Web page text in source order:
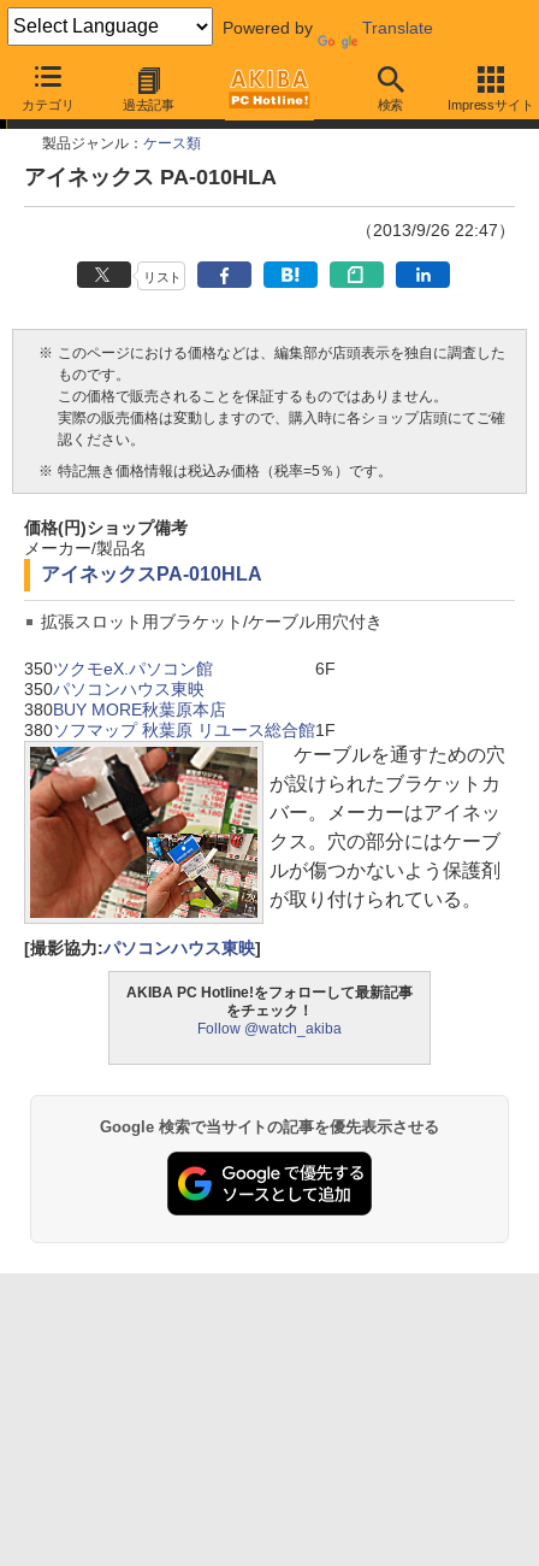
Powered by Translate
カテゴリ 過去記事 検索 Impressサイト
今週見つけた新製品
製品ジャンル： ケース類
アイネックス PA-010HLA
（2013/9/26 22:47）
リスト
※ このページにおける価格などは、編集部が店頭表示を独自に調査した
ものです。
この価格で販売されることを保証するものではありません。
実際の販売価格は変動しますので、購入時に各ショップ店頭にてご確
認ください。
※ 特記無き価格情報は税込み価格（税率=5％）です。
価格(円)ショップ備考
メーカー/製品名
アイネックス PA-010HLA
拡張スロット用ブラケット/ケーブル用穴付き
350ツクモeX.パソコン館
6F
350パソコンハウス東映
380BUY MORE秋葉原本店
380ソフマップ 秋葉原 リユース総合館1F
ケーブルを通すための穴
が設けられたブラケットカ
バー。メーカーはアイネッ
クス。穴の部分にはケーブ
ルが傷つかないよう保護剤
が取り付けられている。
[撮影協力:パソコンハウス東映]
AKIBA PC Hotline!をフォローして最新記事
をチェック！
Follow @watch_akiba
Google 検索で当サイトの記事を優先表示させる